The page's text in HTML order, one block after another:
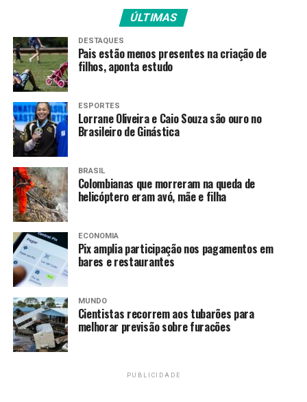
(24), a seleção encara a Escócia, em Miami.
Caso o Brasil avance de fase, muito provavelmente
jogará no dia 29, data do compromisso tanto da
seleção que passar em primeiro quanto da equipe
Fonte:Agência Brasil
TAGS
PRÓXIMO
Curaçao conquista primeiro ponto nas Copas ao frear o
Equador: 0 a 0
RECENTES
Matheus Cunha vive sonho na Copa e valoriza elenco:
“grupo de amigos”
Amarildo Mota
ÚLTIMAS
DESTAQUES
Pais estão menos presentes na criação de
filhos, aponta estudo
ESPORTES
Lorrane Oliveira e Caio Souza são ouro no
Brasileiro de Ginástica
BRASIL
Colombianas que morreram na queda de
helicóptero eram avó, mãe e filha
ECONOMIA
Pix amplia participação nos pagamentos em
bares e restaurantes
MUNDO
Cientistas recorrem aos tubarões para
melhorar previsão sobre furacões
PUBLICIDADE